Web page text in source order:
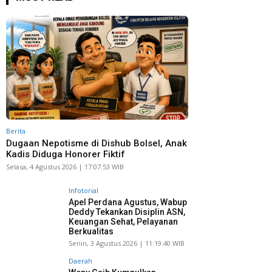
Berita
Dugaan Nepotisme di Dishub Bolsel, Anak
Kadis Diduga Honorer Fiktif
Selasa, 4 Agustus 2026 | 17:07:53 WIB
Infotorial
Apel Perdana Agustus, Wabup
Deddy Tekankan Disiplin ASN,
Keuangan Sehat, Pelayanan
Berkualitas
Senin, 3 Agustus 2026 | 11:19:40 WIB
Daerah